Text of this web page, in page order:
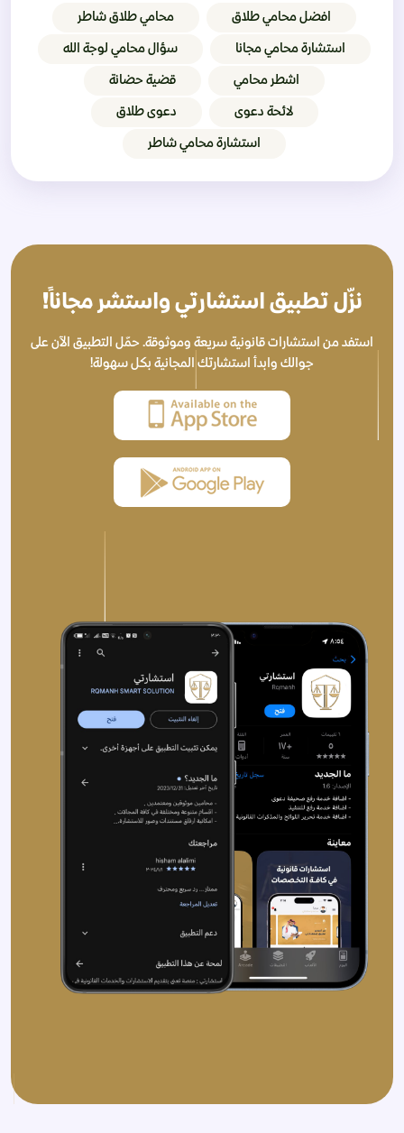
افضل محامي طلاق محامي طلاق شاطر
استشارة محامي مجانا سؤال محامي لوجة الله
اشطر محامي قضية حضانة
لائحة دعوى دعوى طلاق
استشارة محامي شاطر
نزّل تطبيق استشارتي واستشر مجاناً!
استفد من استشارات قانونية سريعة وموثوقة. حمّل التطبيق الآن على
جوالك وابدأ استشارتك المجانية بكل سهولة!